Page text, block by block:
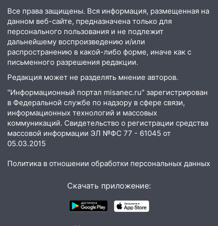
13:35
Непогода продолжает бить по
транспорту: в Ульяновске трамвай
сошёл с рельсов
13:22 Упавшие деревья перекрыли
дороги в Ульяновске: фото
13:17
Непогода в Ульяновске не
сохранятся 9 августа
13:15 Трижды «брал в долг» без спроса:
житель Вешкаймского района похитил у
знакомого 191 тысячу рублей
проспекте Филатова в Ульяновске
Дерево пробило крышу дома на
Новгородской в Ульяновске и рухнуло
на электрощит
Все права защищены. Вся информация, размещенная на
данном веб-сайте, предназначена только для
персонального пользования и не подлежит
дальнейшему воспроизведению и/или
распространению в какой-либо форме, иначе как с
письменного разрешения редакции.
Редакция может не разделять мнение авторов.
"Информационный портал misanec.ru" зарегистрирован
в Федеральной службе по надзору в сфере связи,
информационных технологий и массовых
коммуникаций. Свидетельство о регистрации средства
массовой информации ЭЛ №ФС 77 - 61045 от
05.03.2015
Политика в отношении обработки персональных данных
Скачать приложение: